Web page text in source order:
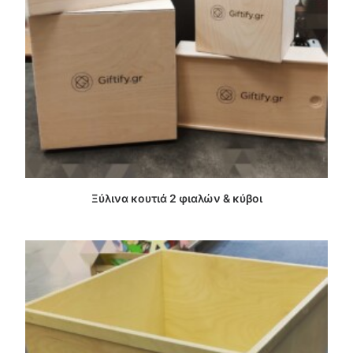
ΔΙΑΒΑΣΤΕ ΠΕΡΙΣΣΟΤΕΡΑ
Ξύλινα κουτιά 2 φιαλών & κύβοι